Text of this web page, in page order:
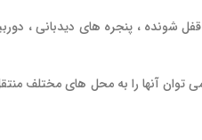
شونده ، پنجره‌ های دیدبانی ،
توان آنها را به محل‌ های مختلف